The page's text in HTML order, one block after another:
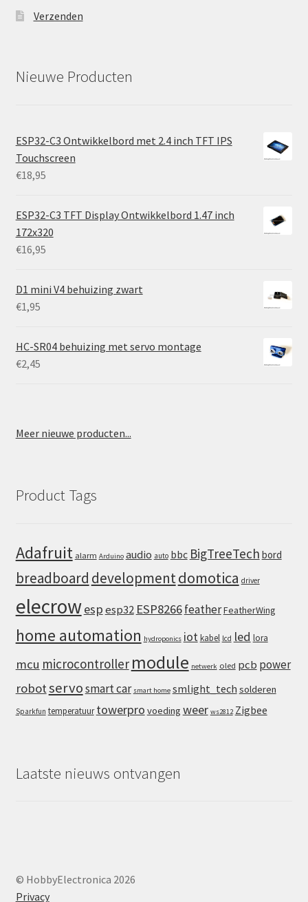
Verzenden
Nieuwe Producten
ESP32-C3 Ontwikkelbord met 2.4 inch TFT IPS
Touchscreen
€18,95
ESP32-C3 TFT Display Ontwikkelbord 1.47 inch
172x320
€16,95
D1 mini V4 behuizing zwart
€1,95
HC-SR04 behuizing met servo montage
€2,45
Meer nieuwe producten...
Product Tags
Adafruit alarm Arduino audio auto bbc BigTreeTech bord
breadboard developmentdomotica driver
elecrowespesp32 ESP8266featherFeatherWing
home automation hydroponics iot kabel lcd led lora
mcu microcontroller module netwerk oled pcb power
robotservosmart car smart home smlight_tech solderen
Sparkfun temperatuur towerpro voeding weer ws2812 Zigbee
Laatste nieuws ontvangen
© HobbyElectronica 2026
Privacy